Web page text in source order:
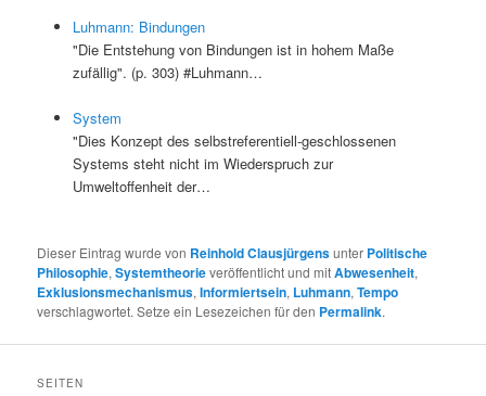
Luhmann: Bindungen
"Die Entstehung von Bindungen ist in hohem Maße
zufällig". (p. 303) #Luhmann…
System
"Dies Konzept des selbstreferentiell-geschlossenen
Systems steht nicht im Wiederspruch zur
Umweltoffenheit der…
Dieser Eintrag wurde von Reinhold Clausjürgensunter Politische
Philosophie,Systemtheorieveröffentlicht und mitAbwesenheit,
Exklusionsmechanismus,Informiertsein, Luhmann,Tempo
verschlagwortet. Setze ein Lesezeichen für den Permalink.
SEITEN